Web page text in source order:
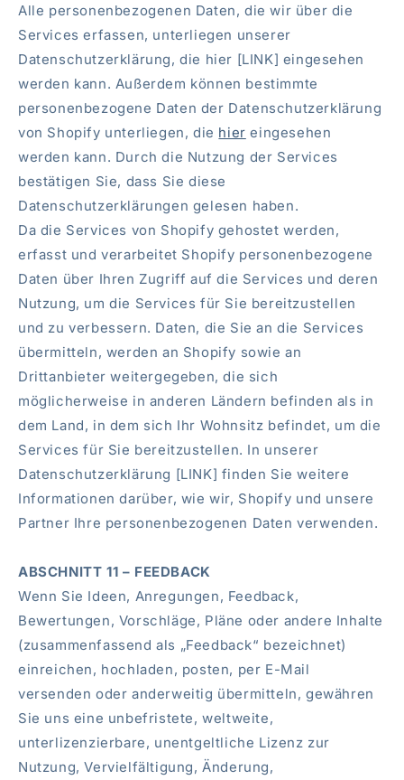
Alle personenbezogenen Daten, die wir über die
Services erfassen, unterliegen unserer
Datenschutzerklärung, die hier [LINK] eingesehen
werden kann. Außerdem können bestimmte
personenbezogene Daten der Datenschutzerklärung
von Shopify unterliegen, die hier eingesehen
werden kann. Durch die Nutzung der Services
bestätigen Sie, dass Sie diese
Datenschutzerklärungen gelesen haben.
Da die Services von Shopify gehostet werden,
erfasst und verarbeitet Shopify personenbezogene
Daten über Ihren Zugriff auf die Services und deren
Nutzung, um die Services für Sie bereitzustellen
und zu verbessern. Daten, die Sie an die Services
übermitteln, werden an Shopify sowie an
Drittanbieter weitergegeben, die sich
möglicherweise in anderen Ländern befinden als in
dem Land, in dem sich Ihr Wohnsitz befindet, um die
Services für Sie bereitzustellen. In unserer
Datenschutzerklärung [LINK] finden Sie weitere
Informationen darüber, wie wir, Shopify und unsere
Partner Ihre personenbezogenen Daten verwenden.
ABSCHNITT 11 – FEEDBACK
Wenn Sie Ideen, Anregungen, Feedback,
Bewertungen, Vorschläge, Pläne oder andere Inhalte
(zusammenfassend als „Feedback“ bezeichnet)
einreichen, hochladen, posten, per E-Mail
versenden oder anderweitig übermitteln, gewähren
Sie uns eine unbefristete, weltweite,
unterlizenzierbare, unentgeltliche Lizenz zur
Nutzung, Vervielfältigung, Änderung,